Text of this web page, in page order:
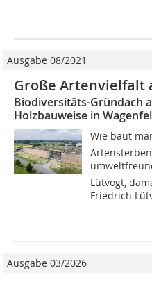
Ausgabe 08/2021
Große Artenvielfalt
Biodiversitäts-Gründach
Holzbauweise in
Wie baut
Lütvogt,
Friedrich
Ausgabe 03/2026